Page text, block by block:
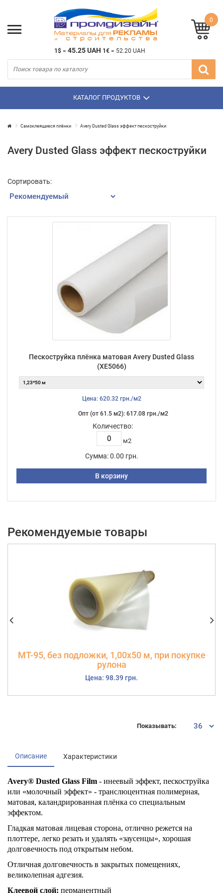
1$ = 45.25 UAH 1€ = 52.20 UAH
0
КАТАЛОГ ПРОДУКТОВ
Самоклеящиеся плёнки Avery Dusted Glass эффект пескоструйки
Avery Dusted Glass эффект пескоструйки
Сортировать:
Пескоструйка плёнка матовая Avery Dusted Glass
(XE5066)
Цена: 620.32 грн./м2
Опт (от 61.5 м2): 617.08 грн./м2
Количество:
м2
Сумма: 0.00 грн.
В корзину
Рекомендуемые товары
МТ-95, без подложки, 1,00х50 м, при покупке
рулона
Цена: 98.39 грн.
Показывать:
Описание Характеристики
Avery® Dusted Glass Film - инеевый эффект, пескоструйка
или «молочный эффект» - транслюцентная полимерная,
матовая, каландрированная плёнка со специальным
эффектом.
Гладкая матовая лицевая сторона, отлично режется на
плоттере, легко резать и удалять «заусенцы», хорошая
долговечность под открытым небом.
Отличная долговечность в закрытых помещениях,
великолепная адгезия.
Клеевой слой: перманентный